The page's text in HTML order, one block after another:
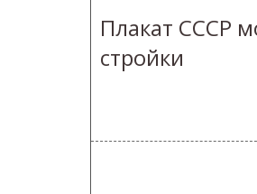
Плакат СССР
стройки